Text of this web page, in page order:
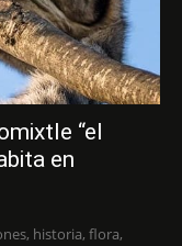
“el
en
historia, flora,